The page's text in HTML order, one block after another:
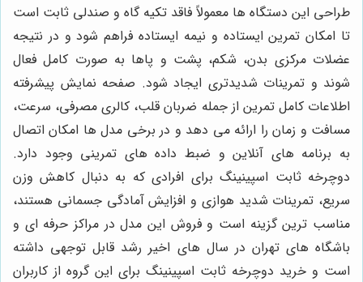
طراحی این دستگاه ها معمولاً فاقد تکیه گاه و صندلی ثابت است
تا امکان تمرین ایستاده و نیمه ایستاده فراهم شود و در نتیجه
عضلات مرکزی بدن، شکم، پشت و پاها به صورت کامل فعال
شوند و تمرینات شدیدتری ایجاد شود. صفحه نمایش پیشرفته
اطلاعات کامل تمرین از جمله ضربان قلب، کالری مصرفی، سرعت،
مسافت و زمان را ارائه می دهد و در برخی مدل ها امکان اتصال
به برنامه های آنلاین و ضبط داده های تمرینی وجود دارد.
دوچرخه ثابت اسپینینگ برای افرادی که به دنبال کاهش وزن
سریع، تمرینات شدید هوازی و افزایش آمادگی جسمانی هستند،
مناسب ترین گزینه است و فروش این مدل در مراکز حرفه ای و
باشگاه های تهران در سال های اخیر رشد قابل توجهی داشته
است و خرید دوچرخه ثابت اسپینینگ برای این گروه از کاربران